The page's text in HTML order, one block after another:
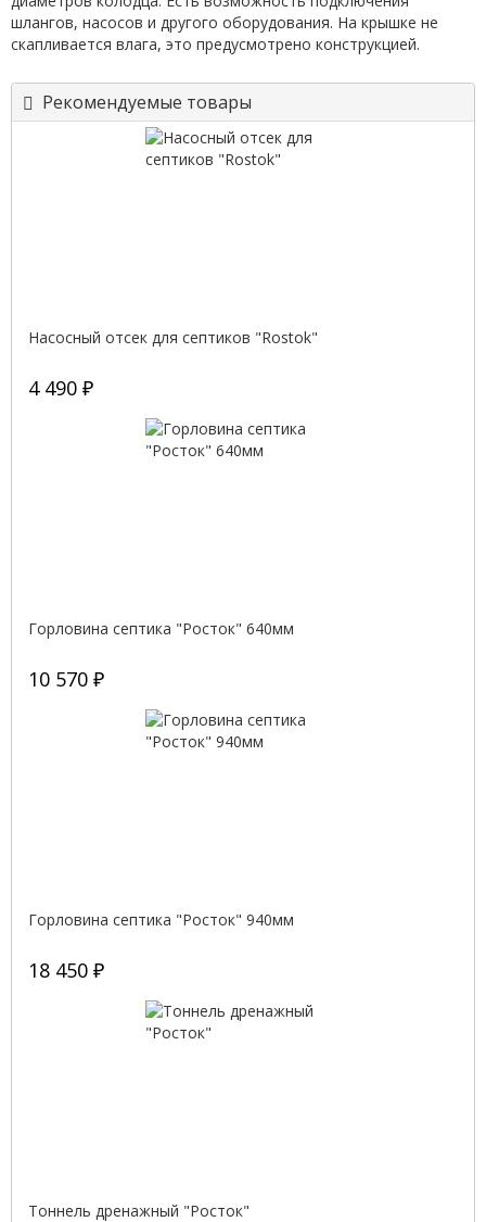
шлангов, насосов и другого оборудования. На крышке не
скапливается влага, это предусмотрено конструкцией.
Рекомендуемые товары
Насосный отсек для септиков "Rostok"
4 490 ₽
Горловина септика "Росток" 640мм
10 570 ₽
Горловина септика "Росток" 940мм
18 450 ₽
Тоннель дренажный "Росток"